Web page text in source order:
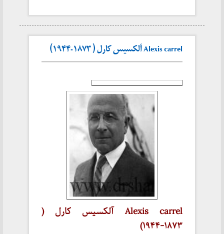
Alexis carrel آلکسیس کارل ( ۱۸۷۳-۱۹۴۴)
Alexis carrel آلکسیس کارل (
۱۸۷۳-۱۹۴۴)